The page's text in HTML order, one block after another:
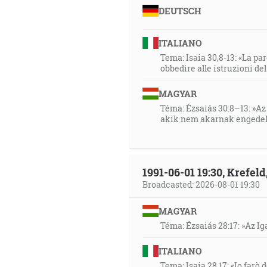
DEUTSCH
ITALIANO
Tema: Isaia 30,8-13: «La
obbedire alle istruzioni del
MAGYAR
Téma: Ézsaiás 30:8–13:
akik nem akarnak
1991-06-01 19:30,
Broadcasted: 2026-08-01 19:30
MAGYAR
Téma: Ézsaiás 28:17: »Az
ITALIANO